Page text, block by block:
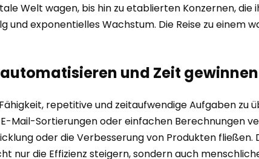
Welt wagen, bis hin zu etablierten Konzernen,
und exponentielles Wachstum. Die Reise zu
und Zeit gewinnen
repetitive und zeitaufwendige Aufgaben zu
Mail-Sortierungen oder einfachen Berechnungen
oder die Verbesserung von Produkten
nur die Effizienz steigern, sondern auch